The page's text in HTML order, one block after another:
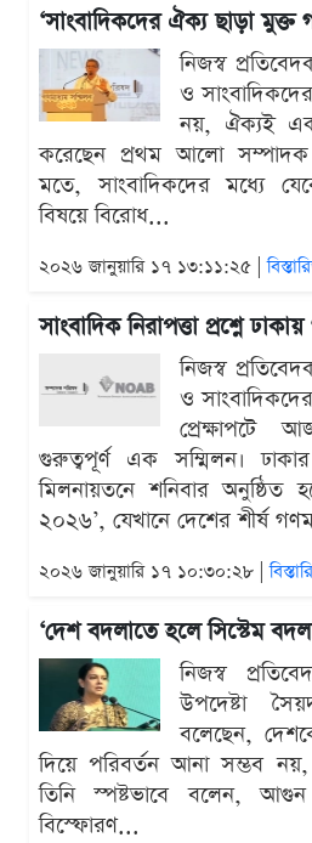
‘সাংবাদিকদের ঐক্য ছাড়া মুক্ত
নিজস্ব
ও সাংবাদিকদের
নয়, ঐক্যই
করেছেন প্রথম আলো
মতে, সাংবাদিকদের মধ্যে
বিষয়ে বিরোধ...
২০২৬ জানুয়ারি ১৭ ১৩:১১:২৫ |
সাংবাদিক নিরাপত্তা প্রশ্নে
নিজস্ব
ও সাংবাদিকদের
প্রেক্ষাপটে
গুরুত্বপূর্ণ এক সম্মিলন।
মিলনায়তনে শনিবার অনুষ্ঠিত
২০২৬’, যেখানে দেশের শীর্ষ
২০২৬ জানুয়ারি ১৭ ১০:৩০:২৮ |
‘দেশ বদলাতে হলে সিস্টেম
নিজস্ব
উপদেষ্টা
বলেছেন,
দিয়ে পরিবর্তন আনা সম্ভব নয়,
তিনি স্পষ্টভাবে বলেন,
বিস্ফোরণ...